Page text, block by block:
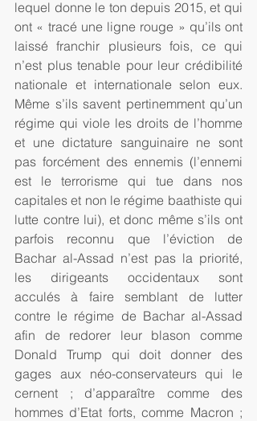
lequel donne le ton depuis 2015, et qui
ont « tracé une ligne rouge » qu’ils ont
laissé franchir plusieurs fois, ce qui
n’est plus tenable pour leur crédibilité
nationale et internationale selon eux.
Même s’ils savent pertinemment qu’un
régime qui viole les droits de l’homme
et une dictature sanguinaire ne sont
pas forcément des ennemis (l’ennemi
est le terrorisme qui tue dans nos
capitales et non le régime baathiste qui
lutte contre lui), et donc même s’ils ont
parfois reconnu que l’éviction de
Bachar al-Assad n’est pas la priorité,
les dirigeants occidentaux sont
acculés à faire semblant de lutter
contre le régime de Bachar al-Assad
afin de redorer leur blason comme
Donald Trump qui doit donner des
gages aux néo-conservateurs qui le
cernent ; d’apparaître comme des
hommes d’Etat forts, comme Macron ;